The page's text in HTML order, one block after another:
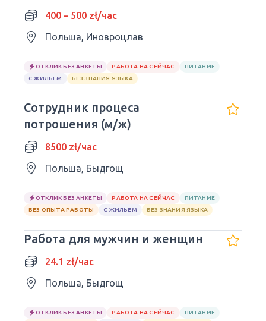
семейных пар
400 – 500 zł/час
Польша, Иновроцлав
ОТКЛИК БЕЗ АНКЕТЫ РАБОТА НА СЕЙЧАС
ПИТАНИЕ
С ЖИЛЬЕМ
БЕЗ ЗНАНИЯ ЯЗЫКА
Сотрудник процеса
потрошения (м/ж)
8500 zł/час
Польша, Быдгощ
ОТКЛИК БЕЗ АНКЕТЫ РАБОТА НА СЕЙЧАС
ПИТАНИЕ
БЕЗ ОПЫТА РАБОТЫ
С ЖИЛЬЕМ БЕЗ ЗНАНИЯ ЯЗЫКА
Работа для мужчин и женщин
24.1 zł/час
Польша, Быдгощ
ОТКЛИК БЕЗ АНКЕТЫ РАБОТА НА СЕЙЧАС
ПИТАНИЕ